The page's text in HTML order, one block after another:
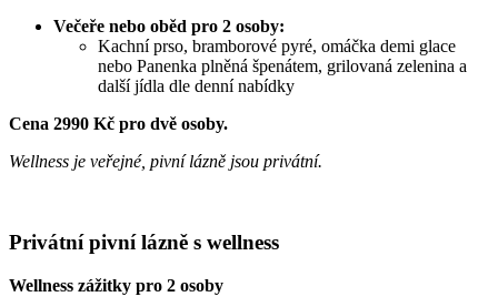
Večeře nebo oběd pro 2 osoby:
Kachní prso, bramborové pyré, omáčka demi glace
nebo Panenka plněná špenátem, grilovaná zelenina a
další jídla dle denní nabídky
Cena 2990 Kč pro dvě osoby.
Wellness je veřejné, pivní lázně jsou privátní.
Privátní pivní lázně s wellness
Wellness zážitky pro 2 osoby